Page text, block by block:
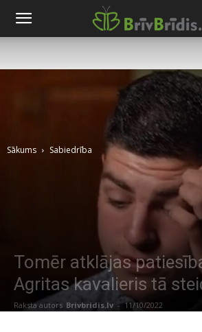
Sākums Sabiedrība
Tomēr atklājas
Agritas kavalieris tā
Raksta autors Brivbridis.lv - 11/10/2022